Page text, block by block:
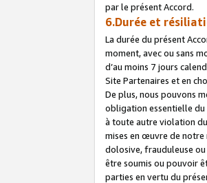
par le présent Accord.
6.Durée et
La durée du présent
moment, avec ou sans
d’au moins 7 jours
Site Partenaires et en
De plus, nous pouvons
obligation essentielle du
à toute autre violation
mises en œuvre de
dolosive, frauduleuse
être soumis ou pouvoir
parties en vertu du